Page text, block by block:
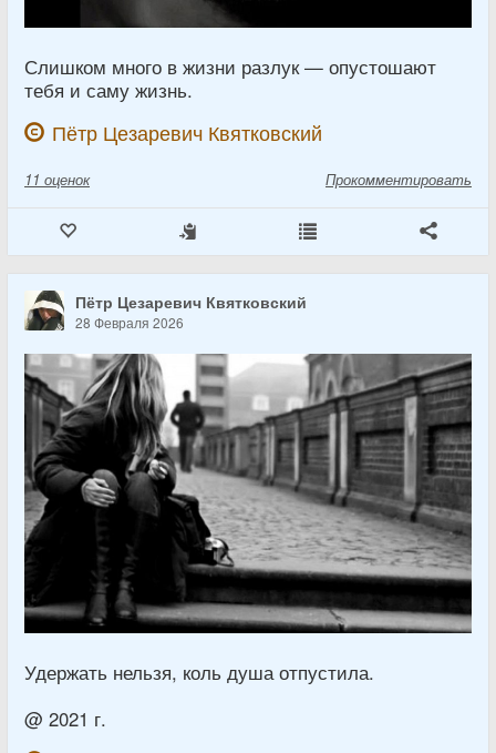
Слишком много в жизни разлук — опустошают
тебя и саму жизнь.
Пётр Цезаревич Квятковский
11 оценок Прокомментировать
Пётр Цезаревич Квятковский
28 Февраля 2026
Удержать нельзя, коль душа отпустила.
@ 2021 г.